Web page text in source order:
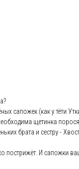
сапожек (как у тёти
щетинка
брата и сестру -
пострижёт. И сапожки